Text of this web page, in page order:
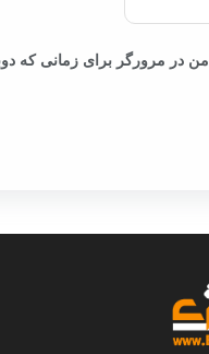
در مرورگر برای زمانی که